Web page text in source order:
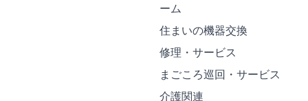
ーム
住まいの機器交換
修理・サービス
まごころ巡回・サービス
介護関連